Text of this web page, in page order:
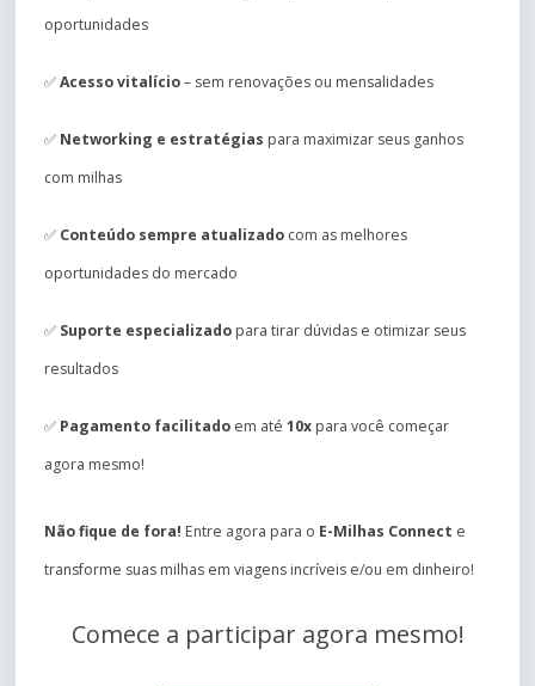
oportunidades
✅Acesso vitalício– sem renovações ou mensalidades
✅ Networking e estratégias para maximizar seus ganhos
com milhas
✅ Conteúdo sempre atualizado com as melhores
oportunidades do mercado
✅ Suporte especializado para tirar dúvidas e otimizar seus
resultados
✅ Pagamento facilitado em até 10x para você começar
agora mesmo!
Não fique de fora! Entre agora para o E-Milhas Connect e
transforme suas milhas em viagens incríveis e/ou em dinheiro!
Comece a participar agora mesmo!